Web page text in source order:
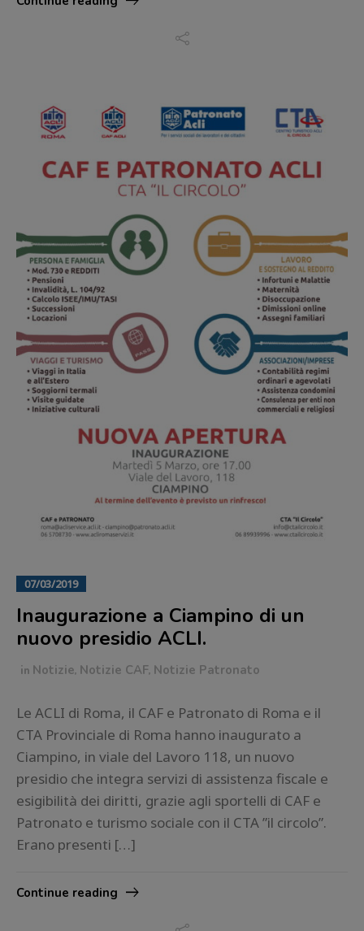
07/03/2019
Inaugurazione a Ciampino di un
nuovo presidio ACLI.
in Notizie, Notizie CAF, Notizie Patronato
Le ACLI di Roma, il CAF e Patronato di Roma e il
CTA Provinciale di Roma hanno inaugurato a
Ciampino, in viale del Lavoro 118, un nuovo
presidio che integra servizi di assistenza fiscale e
esigibilità dei diritti, grazie agli sportelli di CAF e
Patronato e turismo sociale con il CTA ”il circolo”.
Erano presenti […]
Continue reading